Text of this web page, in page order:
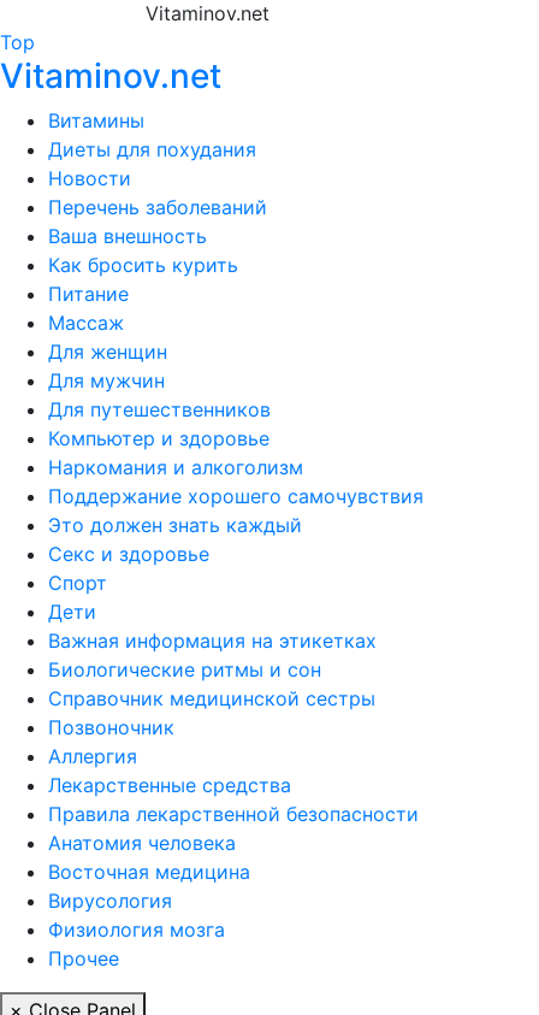
Vitaminov.net
Top
Vitaminov.net
Витамины
Диеты для похудания
Новости
Перечень заболеваний
Ваша внешность
Как бросить курить
Питание
Массаж
Для женщин
Для мужчин
Для путешественников
Компьютер и здоровье
Наркомания и алкоголизм
Поддержание хорошего самочувствия
Это должен знать каждый
Секс и здоровье
Спорт
Дети
Важная информация на этикетках
Биологические ритмы и сон
Справочник медицинской сестры
Позвоночник
Аллергия
Лекарственные средства
Правила лекарственной безопасности
Aнатомия человека
Восточная медицина
Вирусология
Физиология мозга
Прочее